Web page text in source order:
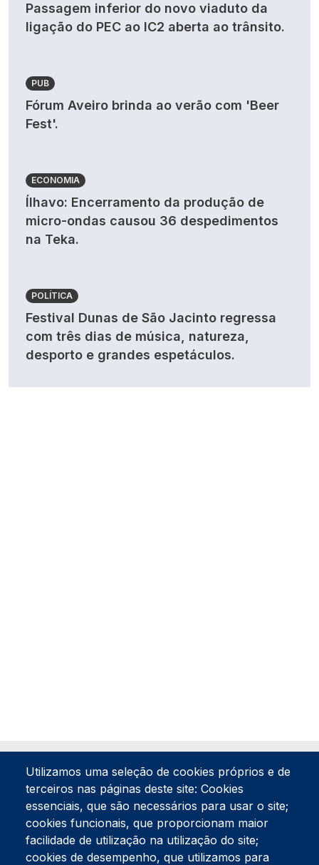
Passagem inferior do novo viaduto da
ligação do PEC ao IC2 aberta ao trânsito.
PUB
Fórum Aveiro brinda ao verão com 'Beer
Fest'.
ECONOMIA
Ílhavo: Encerramento da produção de
micro-ondas causou 36 despedimentos
na Teka.
POLÍTICA
Festival Dunas de São Jacinto regressa
com três dias de música, natureza,
desporto e grandes espetáculos.
Tel:234 390 100Fax:234 390 100
Utilizamos uma seleção de cookies próprios e de
terceiros nas páginas deste site: Cookies
essenciais, que são necessários para usar o site;
cookies funcionais, que proporcionam maior
facilidade de utilização na utilização do site;
cookies de desempenho, que utilizamos para